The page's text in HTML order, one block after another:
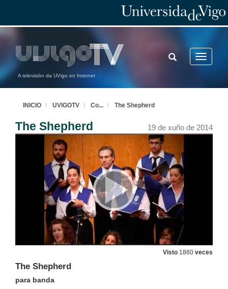
A televisión da UVigo en Internet
Toggle
TOGGLE
SEARCH
INICIO UVIGOTV Co... The Shepherd
The Shepherd 19 de xuño de 2014
Visto 1860 veces
The Shepherd
para banda
Concerto COROlario 13-14. Coro Universitario de Vigo + Omega Big-Band